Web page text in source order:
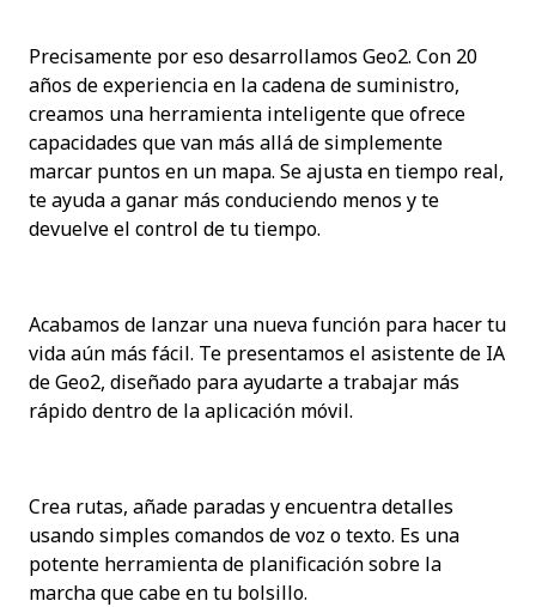
Precisamente por eso desarrollamos Geo2. Con 20
años de experiencia en la cadena de suministro,
creamos una herramienta inteligente que ofrece
capacidades que van más allá de simplemente
marcar puntos en un mapa. Se ajusta en tiempo real,
te ayuda a ganar más conduciendo menos y te
devuelve el control de tu tiempo.
Acabamos de lanzar una nueva función para hacer tu
vida aún más fácil. Te presentamos el asistente de IA
de Geo2, diseñado para ayudarte a trabajar más
rápido dentro de la aplicación móvil.
Crea rutas, añade paradas y encuentra detalles
usando simples comandos de voz o texto. Es una
potente herramienta de planificación sobre la
marcha que cabe en tu bolsillo.